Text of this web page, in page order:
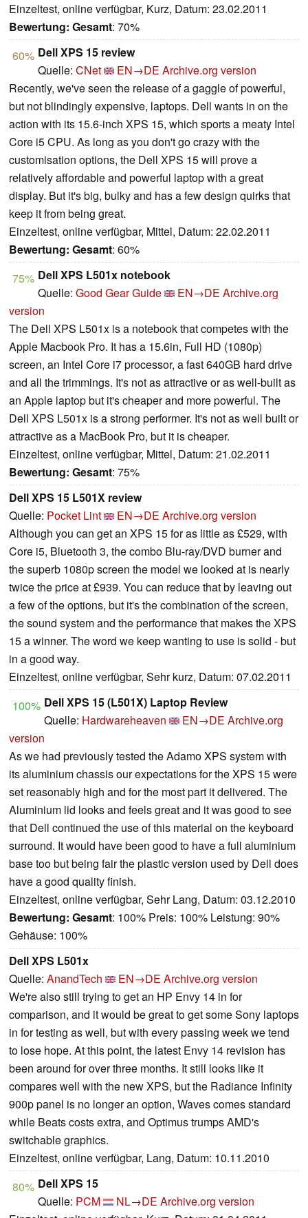
Einzeltest, online verfügbar, Kurz, Datum: 23.02.2011
Bewertung: Gesamt: 70%
60% Dell XPS 15 review
Quelle: CNet EN→DE Archive.org version
Recently, we've seen the release of a gaggle of powerful,
but not blindingly expensive, laptops. Dell wants in on the
action with its 15.6-inch XPS 15, which sports a meaty Intel
Core i5 CPU. As long as you don't go crazy with the
customisation options, the Dell XPS 15 will prove a
relatively affordable and powerful laptop with a great
display. But it's big, bulky and has a few design quirks that
keep it from being great.
Einzeltest, online verfügbar, Mittel, Datum: 22.02.2011
Bewertung: Gesamt: 60%
75% Dell XPS L501x notebook
Quelle: Good Gear Guide EN→DE Archive.org
version
The Dell XPS L501x is a notebook that competes with the
Apple Macbook Pro. It has a 15.6in, Full HD (1080p)
screen, an Intel Core i7 processor, a fast 640GB hard drive
and all the trimmings. It's not as attractive or as well-built as
an Apple laptop but it's cheaper and more powerful. The
Dell XPS L501x is a strong performer. It's not as well built or
attractive as a MacBook Pro, but it is cheaper.
Einzeltest, online verfügbar, Mittel, Datum: 21.02.2011
Bewertung: Gesamt: 75%
Dell XPS 15 L501X review
Quelle: Pocket Lint EN→DE Archive.org version
Although you can get an XPS 15 for as little as £529, with
Core i5, Bluetooth 3, the combo Blu-ray/DVD burner and
the superb 1080p screen the model we looked at is nearly
twice the price at £939. You can reduce that by leaving out
a few of the options, but it's the combination of the screen,
the sound system and the performance that makes the XPS
15 a winner. The word we keep wanting to use is solid - but
in a good way.
Einzeltest, online verfügbar, Sehr kurz, Datum: 07.02.2011
100% Dell XPS 15 (L501X) Laptop Review
Quelle: Hardwareheaven EN→DE Archive.org
version
As we had previously tested the Adamo XPS system with
its aluminium chassis our expectations for the XPS 15 were
set reasonably high and for the most part it delivered. The
Aluminium lid looks and feels great and it was good to see
that Dell continued the use of this material on the keyboard
surround. It would have been good to have a full aluminium
base too but being fair the plastic version used by Dell does
have a good quality finish.
Einzeltest, online verfügbar, Sehr Lang, Datum: 03.12.2010
Bewertung: Gesamt: 100% Preis: 100% Leistung: 90%
Gehäuse: 100%
Dell XPS L501x
Quelle: AnandTech EN→DE Archive.org version
We're also still trying to get an HP Envy 14 in for
comparison, and it would be great to get some Sony laptops
in for testing as well, but with every passing week we tend
to lose hope. At this point, the latest Envy 14 revision has
been around for over three months. It still looks like it
compares well with the new XPS, but the Radiance Infinity
900p panel is no longer an option, Waves comes standard
while Beats costs extra, and Optimus trumps AMD's
switchable graphics.
Einzeltest, online verfügbar, Lang, Datum: 10.11.2010
80% Dell XPS 15
Quelle: PCM NL→DE Archive.org version